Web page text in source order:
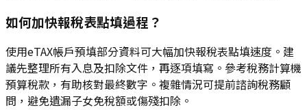
如何加快報稅表點填過程？
使用eTAX帳戶預填部分資料可大幅加快報稅表點填速度。建
議先整理所有入息及扣除文件，再逐項填寫。參考稅務計算機
預算稅款，有助核對最終數字。複雜情況可提前諮詢稅務顧
問，避免遺漏子女免稅額或傷殘扣除。